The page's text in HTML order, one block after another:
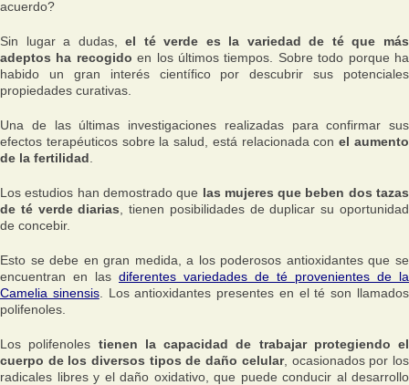
acuerdo?
Sin lugar a dudas,el té verde es la variedad de té que más
adeptos ha recogido en los últimos tiempos. Sobre todo porque ha
habido un gran interés científico por descubrir sus potenciales
propiedades curativas.
Una de las últimas investigaciones realizadas para confirmar sus
efectos terapéuticos sobre la salud, está relacionada conel aumento
de la fertilidad
Los estudios han demostrado que las mujeres que beben dos tazas
de té verde diarias , tienen posibilidades de duplicar su oportunidad
de concebir.
Esto se debe en gran medida, a los poderosos antioxidantes que se
encuentran en las diferentes variedades de té provenientes de la
Camelia sinensis. Los antioxidantes presentes en el té son llamados
polifenoles.
Los polifenoles tienen la capacidad de trabajar protegiendo el
cuerpo de los diversos tipos de daño celular, ocasionados por los
radicales libres y el daño oxidativo, que puede conducir al desarrollo